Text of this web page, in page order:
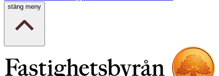
stäng meny